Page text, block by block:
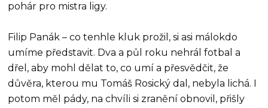
pohár pro mistra ligy.
Filip Panák – co tenhle kluk prožil, si asi málokdo
umíme představit. Dva a půl roku nehrál fotbal a
dřel, aby mohl dělat to, co umí a přesvědčit, že
důvěra, kterou mu Tomáš Rosický dal, nebyla lichá. I
potom měl pády, na chvíli si zranění obnovil, přišly